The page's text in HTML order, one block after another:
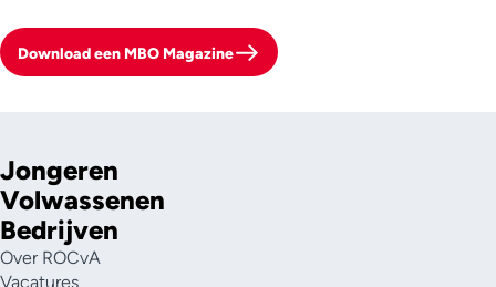
Download een MBO Magazine
Jongeren
Volwassenen
Bedrijven
Over ROCvA
Vacatures